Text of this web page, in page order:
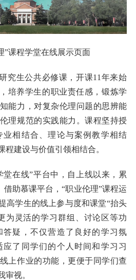
”课程学堂在线展示页面
究生公共必修课，开课11年来始
培养学生的职业责任感，锻炼学
能力，对复杂伦理问题的思辨能
理规范的实践能力。课程坚持授
相结合、理论与案例教学相结
程建设与价值引领相结合。
堂在线”平台中，自上线以来，累
借助慕课平台，“职业伦理”课程运
高学生的线上参与度和课堂“抬头
为灵活的学习群组、讨论区等功
疑，不仅营造了良好的学习氛
应了同学们的个人时间和学习习
上作业的功能，更便于同学们查
审视。